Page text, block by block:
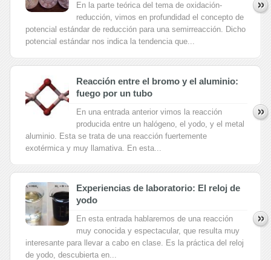
En la parte teórica del tema de oxidación-
reducción, vimos en profundidad el concepto de
potencial estándar de reducción para una semirreacción. Dicho
potencial estándar nos indica la tendencia que...
Reacción entre el bromo y el aluminio:
fuego por un tubo
En una entrada anterior vimos la reacción
producida entre un halógeno, el yodo, y el metal
aluminio. Esta se trata de una reacción fuertemente
exotérmica y muy llamativa. En esta...
Experiencias de laboratorio: El reloj de
yodo
En esta entrada hablaremos de una reacción
muy conocida y espectacular, que resulta muy
interesante para llevar a cabo en clase. Es la práctica del reloj
de yodo, descubierta en...